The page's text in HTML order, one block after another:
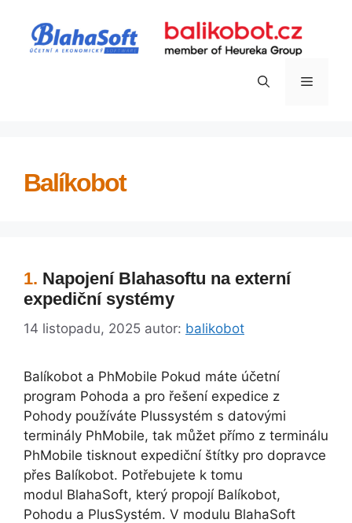
obsah
Menu
Balíkobot
Napojení Blahasoftu na externí
expediční systémy
14 listopadu, 2025 autor: balikobot
Balíkobot a PhMobile Pokud máte účetní
program Pohoda a pro řešení expedice z
Pohody používáte Plussystém s datovými
terminály PhMobile, tak můžet přímo z terminálu
PhMobile tisknout expediční štítky pro dopravce
přes Balíkobot. Potřebujete k tomu
modul BlahaSoft, který propojí Balíkobot,
Pohodu a PlusSystém. V modulu BlahaSoft